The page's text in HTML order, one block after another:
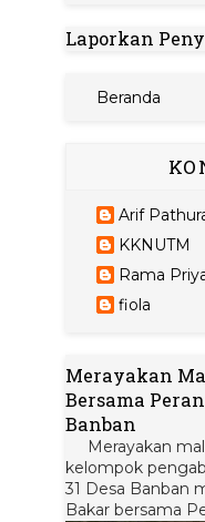
Laporkan
Beranda
Arif
KKNUTM
Rama
fiola
Merayakan
Bersama
Banban
Merayakan
kelompok
31 Desa Banban
Bakar bersama